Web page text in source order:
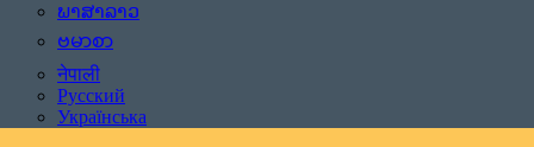
ພາສາລາວ
ဗမာစာ
नेपाली
Русский
Українська
Be aware of scams: WHRC does not make unsolicited phone calls and will
If you receive a suspicious call claiming to be from WHRC, please contact
us directly at877-894-4663.